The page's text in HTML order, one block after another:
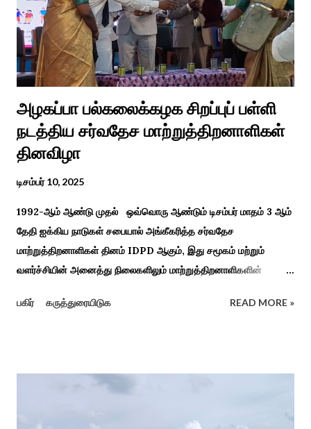
கேலியாக நகைச்சுவை உணர்வு பொங்க பாடிய வரிகளை வைத்து
அவர்கள் பாடிய பாடல் இணையதளத்தில் வைரலாகிறது.“மாடு மேய்த்த
மச்சான்” என...
அழகப்பா பல்கலைக்கழக சிறப்புப் பள்ளி
நடத்திய சர்வதேச மாற்றுத்திறனாளிகள்
தினவிழா
டிசம்பர் 10, 2025
1992-ஆம் ஆண்டு முதல் ஒவ்வொரு ஆண்டும் டிசம்பர் மாதம் 3 ஆம்
தேதி ஐக்கிய நாடுகள் சபையால் அங்கீகரித்த சர்வதேச
மாற்றுத்திறனாளிகள் தினம் IDPD ஆகும், இது சமூகம் மற்றும்
வளர்ச்சியின் அனைத்து நிலைகளிலும் மாற்றுத்திறனாளிகளின்
நோக்கமாகக் கொண்டது. சமூகத்தில் மாற்றுத்திறனாளிகளின்
நிகழ்ச்சிகள், கருத்தரங்குகள் மற்றும் உதவிகள் வழங்கும் விழாக்கள்
பல்கலைக்கழகத்தின் சிறப்புக் கல்வி மற்றும் மறுவாழ்வு அறிவியல்
பகிர் கருத்துரையிடுக READ MORE »